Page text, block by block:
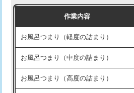
交換・取付（温水洗浄便座）
交換・取付(単水栓（壁付・デッキ
式）)
交換・取付(混合水栓（壁付・デッキ
式・ワンホール）)
作業内容
お風呂つまり（軽度の詰まり）
お風呂つまり（中度の詰まり）
お風呂つまり（高度の詰まり）